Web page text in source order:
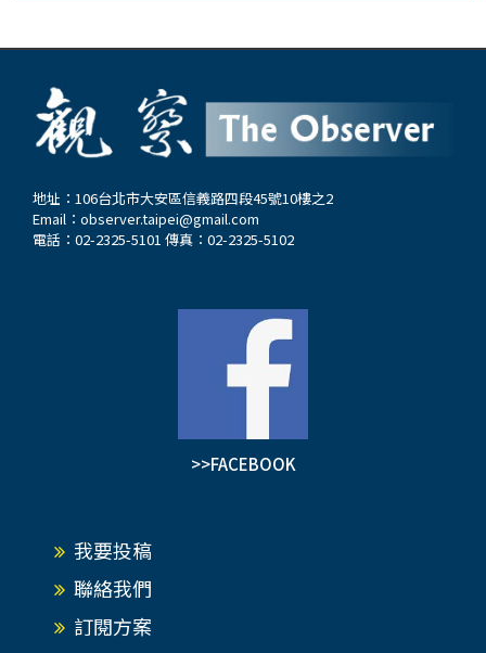
地址：106台北市大安區信義路四段45號10樓之2
Email： observer.taipei@gmail.com
電話：02-2325-5101 傳真：02-2325-5102
>>FACEBOOK
我要投稿
聯絡我們
訂閱方案